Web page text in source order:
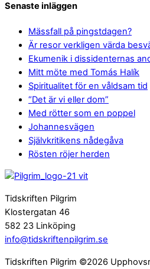
Senaste inläggen
Mässfall på pingstdagen?
Är resor verkligen värda
Ekumenik i dissidenternas
Mitt möte med Tomás Halík
Spiritualitet för en våldsam tid
“Det är vi eller dom”
Med rötter som en poppel
Johannesvägen
Självkritikens nådegåva
Rösten röjer herden
Tidskriften Pilgrim
Klostergatan 46
582 23 Linköping
info@tidskriftenpilgrim.se
Tidskriften Pilgrim ©2026